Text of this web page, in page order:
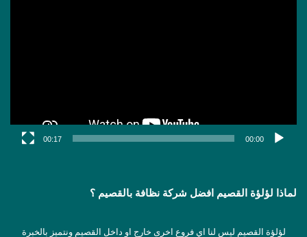
00:00
00:17
لماذا لؤلؤة القصيم افضل شركة نظافة بالقصيم ؟
لؤلؤة القصيم ليس لنا اي فروع اخرى خارج او داخل القصيم ونتميز بالخبرة